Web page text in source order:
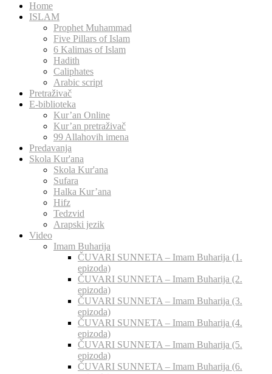
Home
ISLAM
Prophet Muhammad
Five Pillars of Islam
6 Kalimas of Islam
Hadith
Caliphates
Arabic script
Pretraživač
E-biblioteka
Kur’an Online
Kur’an pretraživač
99 Allahovih imena
Predavanja
Skola Kur'ana
Skola Kur'ana
Sufara
Halka Kur’ana
Hifz
Tedzvid
Arapski jezik
Video
Imam Buharija
ČUVARI SUNNETA – Imam Buharija (1.
epizoda)
ČUVARI SUNNETA – Imam Buharija (2.
epizoda)
ČUVARI SUNNETA – Imam Buharija (3.
epizoda)
ČUVARI SUNNETA – Imam Buharija (4.
epizoda)
ČUVARI SUNNETA – Imam Buharija (5.
epizoda)
ČUVARI SUNNETA – Imam Buharija (6.